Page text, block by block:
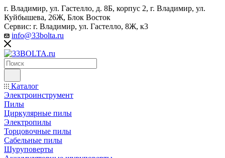
г. Владимир, ул. Гастелло, д. 8Б, корпус 2, г. Владимир, ул. ​
Куйбышева, 26Ж, Блок Восток
Сервис: г. Владимир, ул. Гастелло, 8Ж, к3
info@33bolta.ru
Каталог
Электроинструмент
Пилы
Циркулярные пилы
Электропилы
Торцовочные пилы
Сабельные пилы
Шуруповерты